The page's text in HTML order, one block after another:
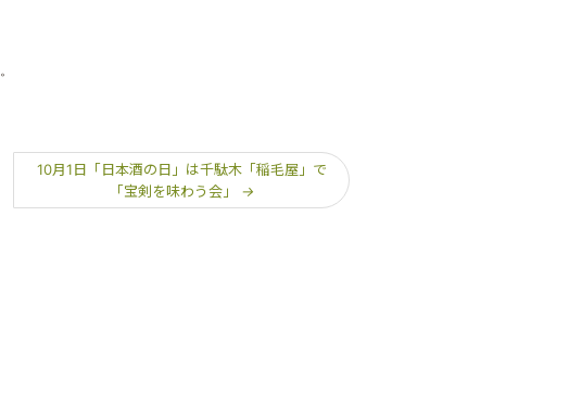
。
10月1日「日本酒の日」は千駄木「稲毛屋」で
「宝剣を味わう会」 →